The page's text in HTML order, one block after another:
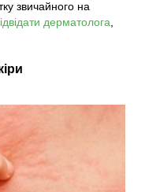
звичайного на
дерматолога